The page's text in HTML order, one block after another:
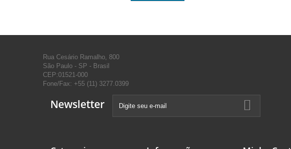
Rua Cesário Ramalho, 800
São Paulo - SP - Brasil
CEP:01521-000
Fone/Fax: +55 (11) 3277.0399
Newsletter